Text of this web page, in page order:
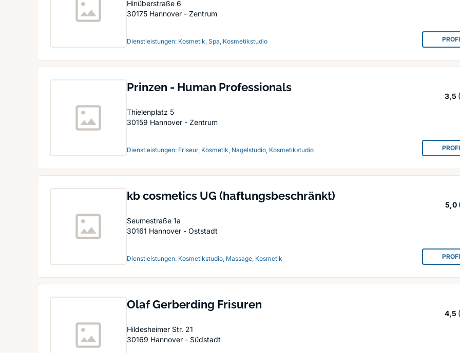
Hinüberstraße 6
30175 Hannover - Zentrum
Dienstleistungen: Kosmetik, Spa, Kosmetikstudio
Prinzen - Human Professionals
Thielenplatz 5
30159 Hannover - Zentrum
Dienstleistungen: Friseur, Kosmetik, Nagelstudio, Kosmetikstudio
3,5
kb cosmetics UG (haftungsbeschränkt)
Seumestraße 1a
30161 Hannover - Oststadt
Dienstleistungen: Kosmetikstudio, Massage, Kosmetik
5,0
Olaf Gerberding Frisuren
Hildesheimer Str. 21
30169 Hannover - Südstadt
4,5